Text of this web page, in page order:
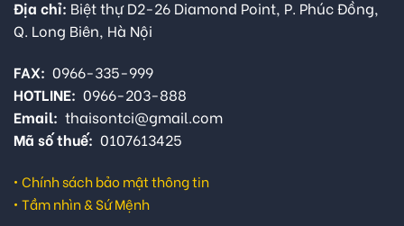
Địa chỉ: Biệt thự D2-26 Diamond Point, P. Phúc Đồng,
Q. Long Biên, Hà Nội
FAX: 0966-335-999
HOTLINE: 0966-203-888
Email: thaisontci@gmail.com
Mã số thuế: 0107613425
• Chính sách bảo mật thông tin
• Tầm nhìn & Sứ Mệnh